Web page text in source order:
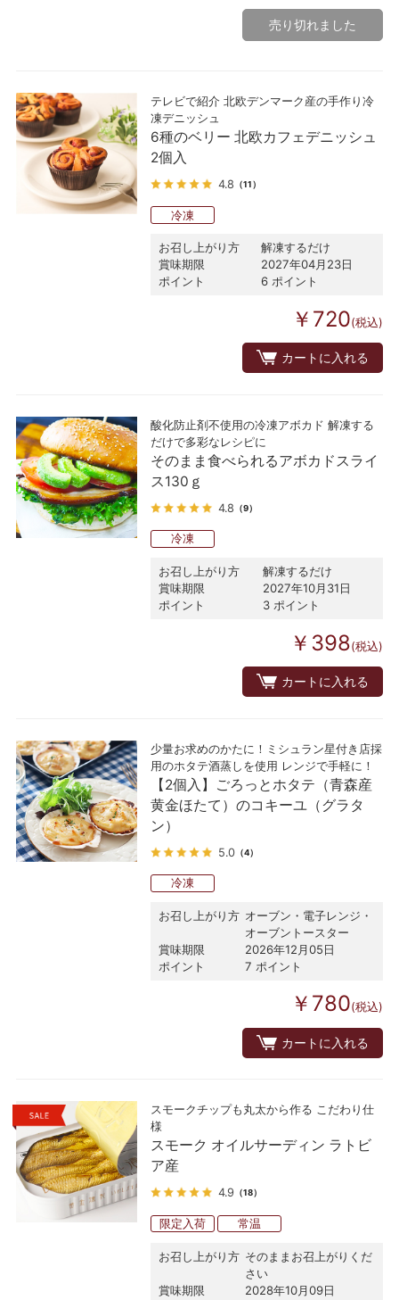
売り切れました
テレビで紹介 北欧デンマーク産の手作り冷
凍デニッシュ
6種のベリー 北欧カフェデニッシュ
2個入
4.8 （11）
冷凍
お召し上がり方
解凍するだけ
賞味期限
2027年04月23日
ポイント
6 ポイント
￥720(税込)
カートに入れる
酸化防止剤不使用の冷凍アボカド 解凍する
だけで多彩なレシピに
そのまま食べられるアボカドスライ
ス130ｇ
4.8 （9）
冷凍
お召し上がり方
解凍するだけ
賞味期限
2027年10月31日
ポイント
3 ポイント
￥398(税込)
カートに入れる
少量お求めのかたに！ミシュラン星付き店採
用のホタテ酒蒸しを使用 レンジで手軽に！
【2個入】ごろっとホタテ（青森産
黄金ほたて）のコキーユ（グラタ
ン）
5.0 （4）
冷凍
お召し上がり方 オーブン・電子レンジ・
オーブントースター
賞味期限
2026年12月05日
ポイント
7 ポイント
￥780(税込)
カートに入れる
スモークチップも丸太から作る こだわり仕
様
スモーク オイルサーディン ラトビ
ア産
4.9 （18）
限定入荷 常温
お召し上がり方 そのままお召上がりくだ
さい
賞味期限
2028年10月09日